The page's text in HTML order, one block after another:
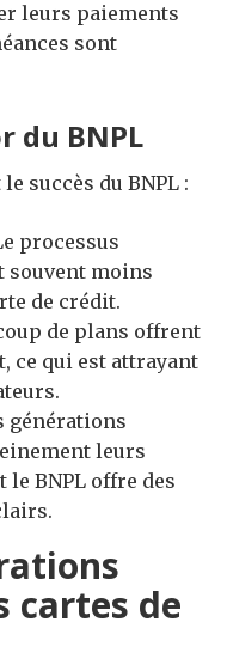
leurs paiements
sont
du BNPL
succès du BNPL :
processus
souvent moins
de crédit.
de plans offrent
ce qui est attrayant
générations
leurs
BNPL offre des
cartes de